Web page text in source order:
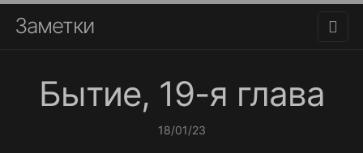
Заметки
Бытие, 19-я глава
18/01/23